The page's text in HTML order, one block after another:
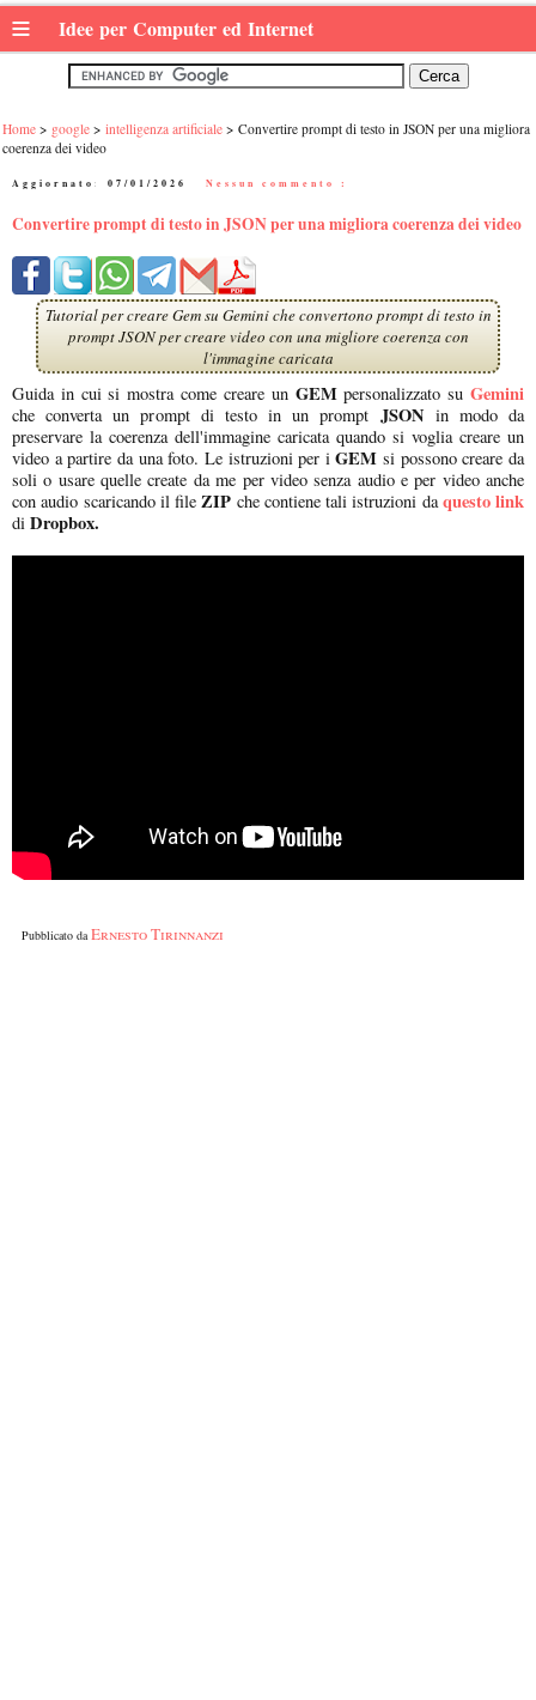
≡ Idee per Computer ed Internet
Home google intelligenza artificiale
Convertire prompt di testo in JSON per una migliora
coerenza dei video
Aggiornato: 07/01/2026 Nessun commento :
Convertire prompt di testo in JSON per una migliora coerenza dei video
Tutorial per creare Gem su Gemini che convertono prompt di testo in
prompt JSON per creare video con una migliore coerenza con
l'immagine caricata
Guida in cui si mostra come creare un GEMpersonalizzato su Gemini
che converta un prompt di testo in un prompt JSON in modo da
preservare la coerenza dell'immagine caricata quando si voglia creare un
video a partire da una foto. Le istruzioni per iGEMsi possono creare da
soli o usare quelle create da me per video senza audio e per video anche
con audio scaricando il fileZIP che contiene tali istruzioni daquesto link
di Dropbox.
Pubblicato da Ernesto Tirinnanzi